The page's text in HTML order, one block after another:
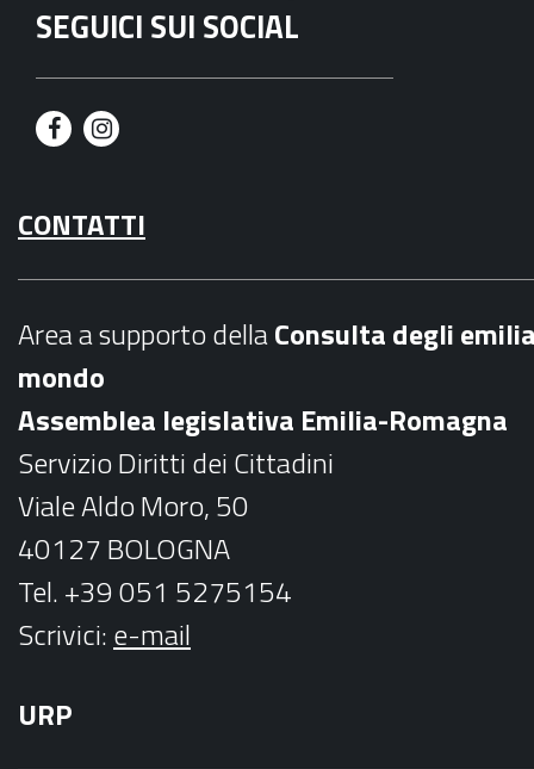
SEGUICI SUI SOCIAL
F
c
e
k
I
s
t
a
m
CONTATTI
Area a supporto dellaConsulta degli
mondo
Assemblea legislativa Emilia-Romagna
Servizio Diritti dei Cittadini
Viale Aldo Moro, 50
40127 BOLOGNA
Tel. +39 051 5275154
Scrivici:e-mail
URP